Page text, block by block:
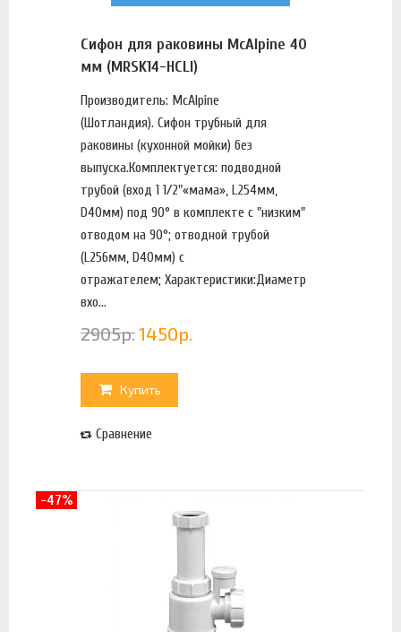
Сифон для раковины McAlpine 40
мм (MRSK14-HCLI)
Производитель: McAlpine
(Шотландия). Сифон трубный для
раковины (кухонной мойки) без
выпуска.Комплектуется: подводной
трубой (вход 1 1/2"«мама», L254мм,
D40мм) под 90° в комплекте с "низким"
отводом на 90°; отводной трубой
(L256мм, D40мм) с
отражателем; Характеристики:Диаметр
вхо...
2905р.1450р.
Купить
Сравнение
-47%